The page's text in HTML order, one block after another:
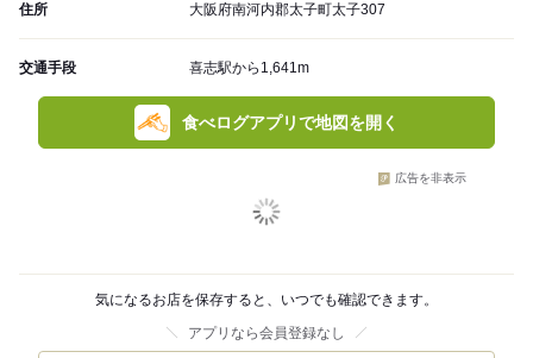
住所 大阪府南河内郡太子町太子307
交通手段 喜志駅から1,641m
食べログアプリで地図を開く
広告を非表示
気になるお店を保存すると、いつでも確認できます。
アプリなら会員登録なし